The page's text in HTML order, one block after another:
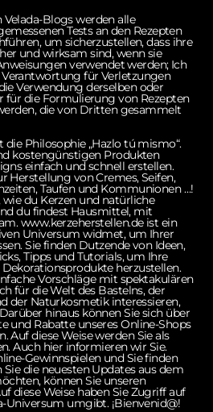
Blogs werden alle
Tests an den Rezepten
um sicherzustellen, dass ihre
und wirksam sind, wenn sie
verwendet werden; Ich
für Verletzungen
Verwendung derselben oder
für die Formulierung von Rezepten
die von Dritten gesammelt
Philosophie „Hazlo tú mismo“.
kostengünstigen Produkten
einfach und schnell erstellen.
Herstellung von Cremes, Seifen,
Taufen und Kommunionen …!
du Kerzen und natürliche
du findest Hausmittel, mit
www.kerzeherstellen.de ist ein
Universum widmet, um Ihrer
Sie finden Dutzende von Ideen,
Tipps und Tutorials, um Ihre
herzustellen.
Vorschläge mit spektakulären
für die Welt des Bastelns, der
der Naturkosmetik interessieren,
hinaus können Sie sich über
und Rabatte unseres Online-Shops
Auf diese Weise werden Sie als
Auch hier informieren wir Sie.
Gewinnspielen und Sie finden
die neuesten Updates aus dem
können Sie unseren
diese Weise haben Sie Zugriff auf
Universum umgibt. ¡Bienvenid@!